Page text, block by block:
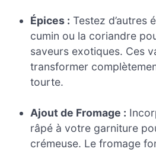
Épices : Testez d’autres
cumin ou la coriandre
saveurs exotiques. Ces
transformer
tourte.
Ajout de Fromage :
râpé à votre garniture
crémeuse. Le fromage